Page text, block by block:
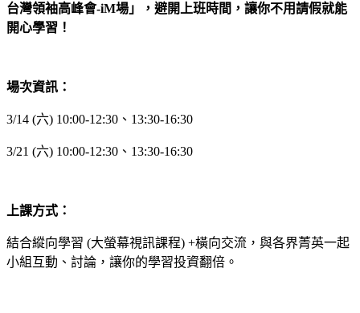
台灣領袖高峰會-iM場」，避開上班時間，讓你不用請假就能
開心學習！
場次資訊：
3/14 (六) 10:00-12:30、13:30-16:30
3/21 (六) 10:00-12:30、13:30-16:30
上課方式：
結合縱向學習 (大螢幕視訊課程) +橫向交流，與各界菁英一起
小組互動、討論，讓你的學習投資翻倍。